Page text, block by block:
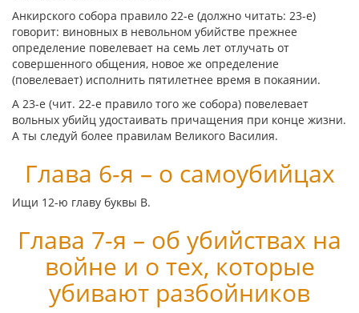
Анкирского собора правило 22-е (должно читать: 23-е)
говорит: виновных в невольном убийстве прежнее
определение повелевает на семь лет отлучать от
совершенного общения, новое же определение
(повелевает) исполнить пятилетнее время в покаянии.
А 23-е (чит. 22-е правило того же собора) повелевает
вольных убийц удостаивать причащения при конце жизни.
А ты следуй более правилам Великого Василия.
Глава 6-я – о самоубийцах
Ищи 12-ю главу буквы Β.
Глава 7-я – об убийствах на
войне и о тех, которые
убивают разбойников